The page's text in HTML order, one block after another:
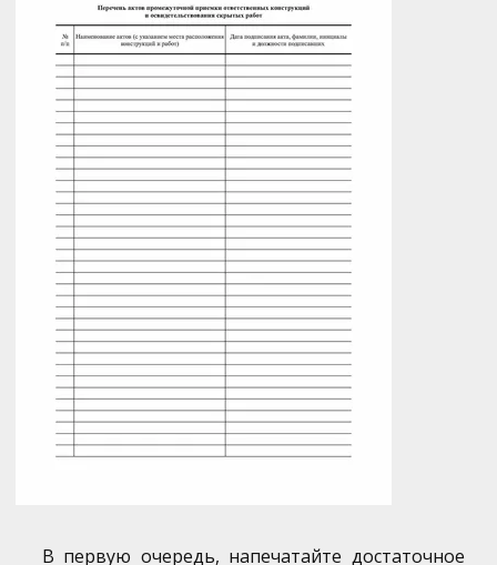
В первую очередь, напечатайте достаточное